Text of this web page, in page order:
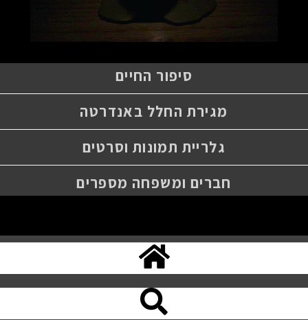
סיפור החיים
מגירת החלל באנדרטה
גלריית תמונות וסרטים
חברים ומשפחה מספרים